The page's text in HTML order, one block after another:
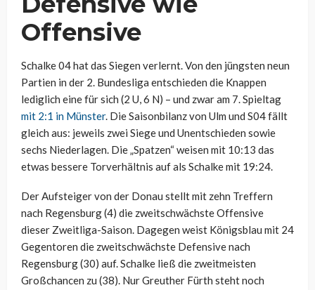
Offensive
Schalke 04 hat das Siegen verlernt. Von den jüngsten neun
Partien in der 2. Bundesliga entschieden die Knappen
lediglich eine für sich (2 U, 6 N) – und zwar am 7. Spieltag
mit 2:1 in Münster. Die Saisonbilanz von Ulm und S04 fällt
gleich aus: jeweils zwei Siege und Unentschieden sowie
sechs Niederlagen. Die „Spatzen“ weisen mit 10:13 das
etwas bessere Torverhältnis auf als Schalke mit 19:24.
Der Aufsteiger von der Donau stellt mit zehn Treffern
nach Regensburg (4) die zweitschwächste Offensive
dieser Zweitliga-Saison. Dagegen weist Königsblau mit 24
Gegentoren die zweitschwächste Defensive nach
Regensburg (30) auf. Schalke ließ die zweitmeisten
Großchancen zu (38). Nur Greuther Fürth steht noch